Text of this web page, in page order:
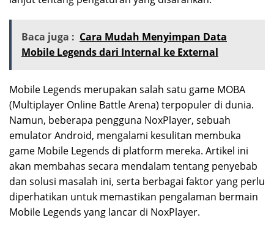
Baca juga : Cara Mudah Menyimpan Data
Mobile Legends dari Internal ke External
Mobile Legends merupakan salah satu game MOBA
(Multiplayer Online Battle Arena) terpopuler di dunia.
Namun, beberapa pengguna NoxPlayer, sebuah
emulator Android, mengalami kesulitan membuka
game Mobile Legends di platform mereka. Artikel ini
akan membahas secara mendalam tentang penyebab
dan solusi masalah ini, serta berbagai faktor yang perlu
diperhatikan untuk memastikan pengalaman bermain
Mobile Legends yang lancar di NoxPlayer.